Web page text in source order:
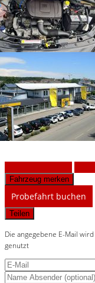
Fahrzeug merken
Probefahrt buchen
Teilen
Die angegebene E-Mail
genutzt